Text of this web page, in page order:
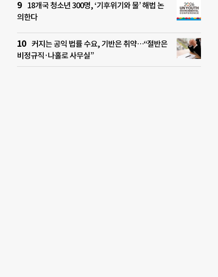
18개국 청소년 300명, ‘기후위기와 물’ 해법 논
의한다
커지는 공익 법률 수요, 기반은 취약…“절반은
비정규직·나홀로 사무실”